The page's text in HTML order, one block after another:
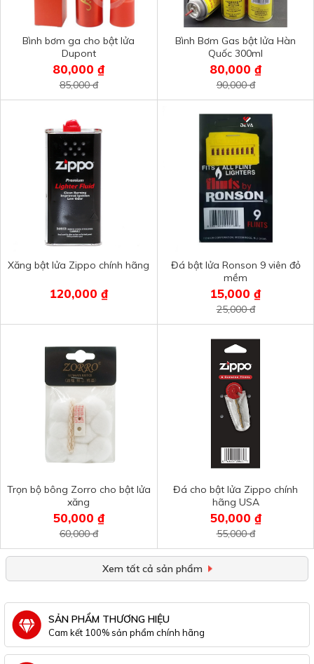
Bình bơm ga cho bật lửa
Dupont
80,000 ₫
85,000 đ
Bình Bơm Gas bật lửa Hàn
Quốc 300ml
80,000 ₫
90,000 đ
Xăng bật lửa Zippo chính hãng
120,000 ₫
Đá bật lửa Ronson 9 viên đỏ
mềm
15,000 ₫
25,000 đ
Trọn bộ bông Zorro cho bật lửa
xăng
50,000 ₫
60,000 đ
Đá cho bật lửa Zippo chính
hãng USA
50,000 ₫
55,000 đ
Xem tất cả sản phẩm
SẢN PHẨM THƯƠNG HIỆU
Cam kết 100% sản phẩm chính hãng